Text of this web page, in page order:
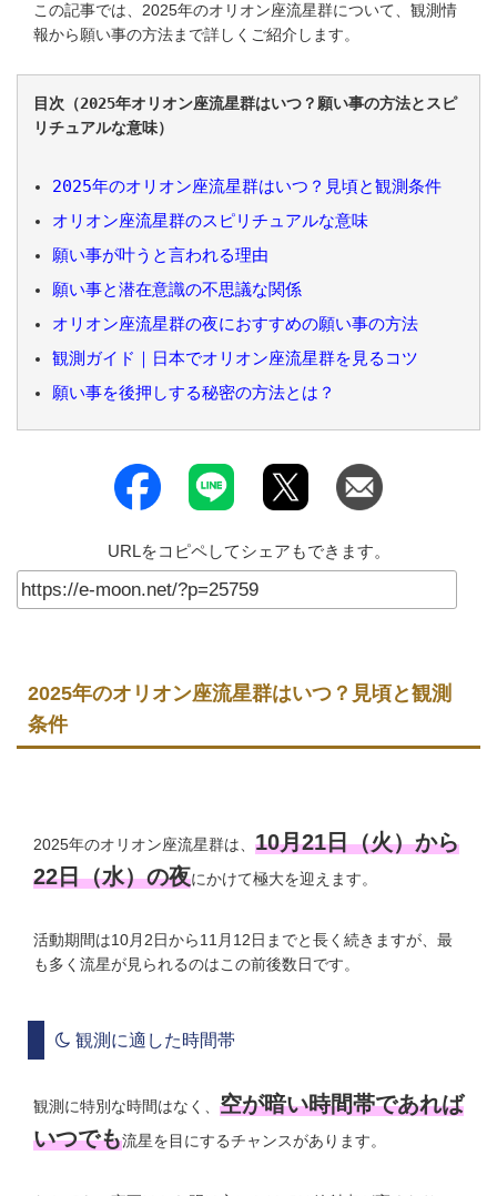
この記事では、2025年のオリオン座流星群について、観測情
報から願い事の方法まで詳しくご紹介します。
目次（2025年オリオン座流星群はいつ？願い事の方法とスピ
リチュアルな意味）
2025年のオリオン座流星群はいつ？見頃と観測条件
オリオン座流星群のスピリチュアルな意味
願い事が叶うと言われる理由
願い事と潜在意識の不思議な関係
オリオン座流星群の夜におすすめの願い事の方法
観測ガイド｜日本でオリオン座流星群を見るコツ
願い事を後押しする秘密の方法とは？
URLをコピペしてシェアもできます。
2025年のオリオン座流星群はいつ？見頃と観測
条件
2025年のオリオン座流星群は、 10月21日（火）から
22日（水）の夜にかけて極大を迎えます。
活動期間は10月2日から11月12日までと長く続きますが、最
も多く流星が見られるのはこの前後数日です。
観測に適した時間帯
観測に特別な時間はなく、 空が暗い時間帯であれば
いつでも流星を目にするチャンスがあります。